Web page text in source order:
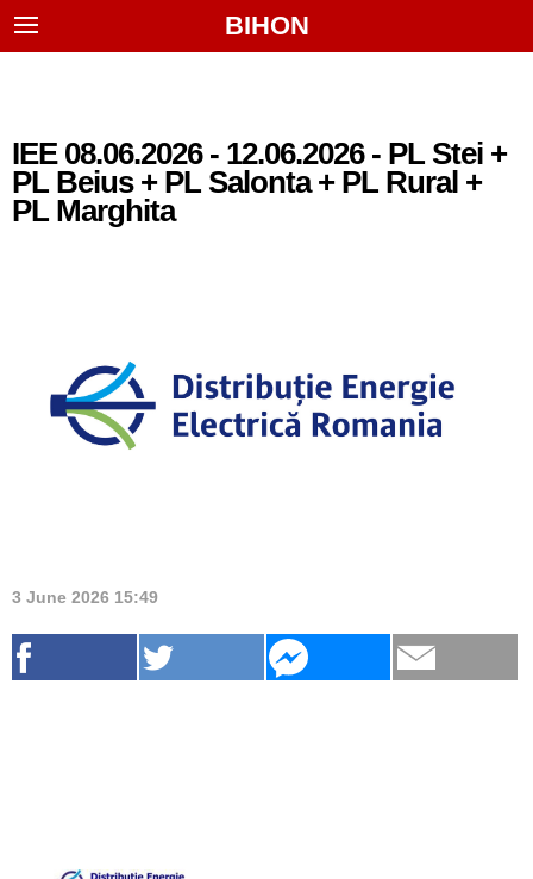
BIHON
IEE 08.06.2026 - 12.06.2026 - PL Stei +
PL Beius + PL Salonta + PL Rural +
PL Marghita
3 June 2026 15:49